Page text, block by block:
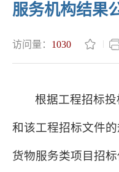
服务机构结果
访问量： 1030
根据工程招标
和该工程招标文件
货物服务类项目招